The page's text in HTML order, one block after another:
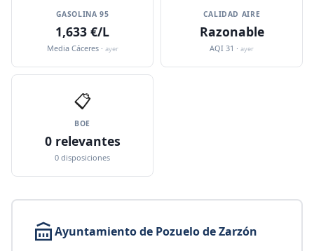
GASOLINA 95
1,633 €/L
Media Cáceres · ayer
CALIDAD AIRE
Razonable
AQI 31 · ayer
📋
BOE
0 relevantes
0 disposiciones
Ayuntamiento de Pozuelo de Zarzón